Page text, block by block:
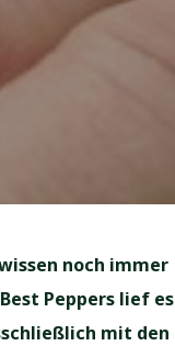
noch immer
Peppers lief es
mit den